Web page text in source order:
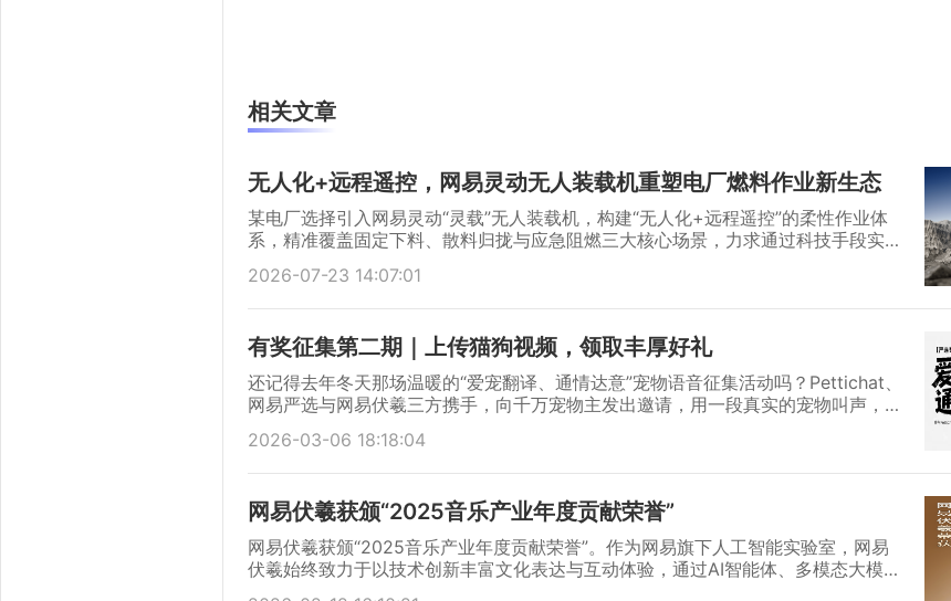
相关文章
无人化+远程遥控，网易灵动无人装载机重塑电厂燃料作业新生态
某电厂选择引入网易灵动“灵载”无人装载机，构建“无人化+远程遥控”的柔性作业体
系，精准覆盖固定下料、散料归拢与应急阻燃三大核心场景，力求通过科技手段实现
2026-07-23 14:07:01
有奖征集第二期｜上传猫狗视频，领取丰厚好礼
还记得去年冬天那场温暖的“爱宠翻译、通情达意”宠物语音征集活动吗？Pettichat、
网易严选与网易伏羲三方携手，向千万宠物主发出邀请，用一段真实的宠物叫声，为
后，我们收获了远超预期的热烈回响。来自天南地北的宠物主人，不仅提交了海量高
质量的宠物语音，更通过镜头和麦克风，分享了一个个充满温度的生活瞬间。
2026-03-06 18:18:04
网易伏羲获颁“2025音乐产业年度贡献荣誉”
网易伏羲获颁“2025音乐产业年度贡献荣誉”。作为网易旗下人工智能实验室，网易
伏羲始终致力于以技术创新丰富文化表达与互动体验，通过AI智能体、多模态大模型